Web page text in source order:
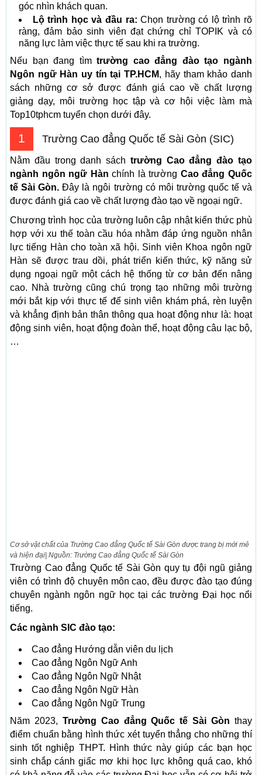
góc nhìn khách quan.
Lộ trình học và đầu ra: Chọn trường có lộ trình rõ
ràng, đảm bảo sinh viên đạt chứng chỉ TOPIK và có
năng lực làm việc thực tế sau khi ra trường.
Nếu bạn đang tìmtrường cao đẳng đào tạo ngành
Ngôn ngữ Hàn uy tín tại TP.HCM, hãy tham khảo danh
sách những cơ sở được đánh giá cao về chất lượng
giảng dạy, môi trường học tập và cơ hội việc làm mà
Top10tphcm tuyển chọn dưới đây.
1 Trường Cao đẳng Quốc tế Sài Gòn (SIC)
Nằm đầu trong danh sách trường Cao đẳng đào tạo
ngành ngôn ngữ Hànchính là trường Cao đẳng Quốc
tế Sài Gòn.Đây là ngôi trường có môi trường quốc tế và
được đánh giá cao về chất lượng đào tạo về ngoại ngữ.
Chương trình học của trường luôn cập nhật kiến thức phù
hợp với xu thế toàn cầu hóa nhằm đáp ứng nguồn nhân
lực tiếng Hàn cho toàn xã hội. Sinh viên Khoa ngôn ngữ
Hàn sẽ được trau dồi, phát triển kiến thức, kỹ năng sử
dụng ngoại ngữ một cách hệ thống từ cơ bản đến nâng
cao. Nhà trường cũng chú trọng tạo những môi trường
mới bắt kịp với thực tế để sinh viên khám phá, rèn luyện
và khẳng định bản thân thông qua hoạt động như là: hoạt
động sinh viên, hoạt động đoàn thể, hoạt động câu lạc bộ,
…
Cơ sở vật chất của Trường Cao đẳng Quốc tế Sài Gòn được trang bị mới mẻ
và hiện đại| Nguồn: Trường Cao đẳng Quốc tế Sài Gòn
Trường Cao đẳng Quốc tế Sài Gòn quy tụ đội ngũ giảng
viên có trình độ chuyên môn cao, đều được đào tạo đúng
chuyên ngành ngôn ngữ học tại các trường Đại học nổi
tiếng.
Các ngành SIC đào tạo:
Cao đẳng Hướng dẫn viên du lịch
Cao đẳng Ngôn Ngữ Anh
Cao đẳng Ngôn Ngữ Nhật
Cao đẳng Ngôn Ngữ Hàn
Cao đẳng Ngôn Ngữ Trung
Năm 2023, Trường Cao đẳng Quốc tế Sài Gòn thay
điểm chuẩn bằng hình thức xét tuyển thẳng cho những thí
sinh tốt nghiệp THPT. Hình thức này giúp các bạn học
sinh chắp cánh giấc mơ khi học lực không quá cao, khó